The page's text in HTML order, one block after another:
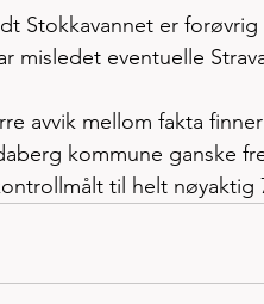
Stokkavannet er
misledet eventuelle
avvik mellom fakta
kommune ganske
til helt nøyaktig